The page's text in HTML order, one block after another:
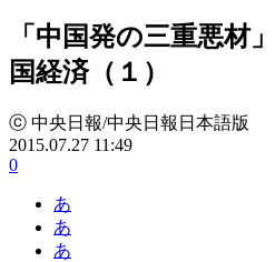
「中国発の三重悪材
国経済（１）
ⓒ 中央日報/中央日報日本語版
2015.07.27 11:49
0
あ
あ
あ